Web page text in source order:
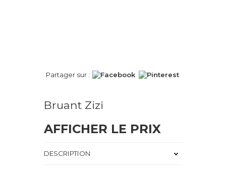
Partager sur :
Bruant Zizi
AFFICHER LE PRIX
DESCRIPTION